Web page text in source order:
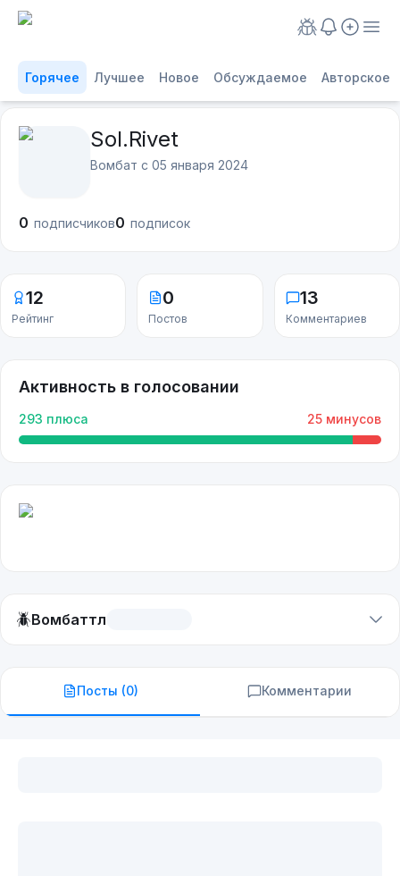
Горячее Лучшее Новое Обсуждаемое Авторское
Sol.Rivet
Вомбат с 05 января 2024
0 подписчиков0 подписок
12
Рейтинг
0
Постов
13
Комментариев
Активность в голосовании
293 плюса 25 минусов
🪲Вомбаттл
Посты (0) Комментарии